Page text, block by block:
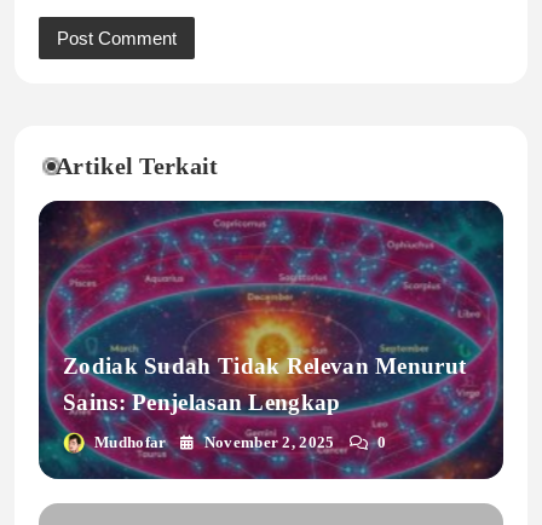
Artikel Terkait
Zodiak Sudah Tidak Relevan Menurut
Sains: Penjelasan Lengkap
Mudhofar November 2, 2025 0